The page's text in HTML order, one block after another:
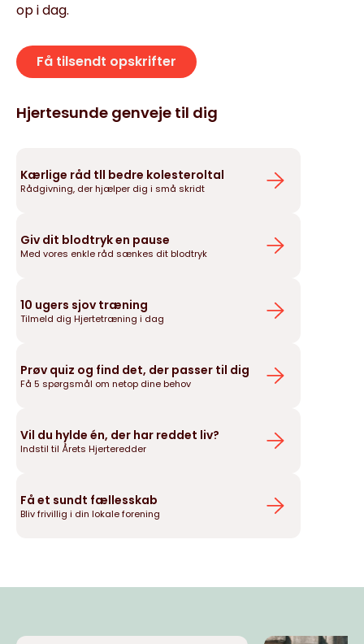
op i dag.
Få tilsendt opskrifter
Hjertesunde genveje til dig
Kærlige råd tll bedre kolesteroltal
Rådgivning, der hjælper dig i små skridt
Giv dit blodtryk en pause
Med vores enkle råd sænkes dit blodtryk
10 ugers sjov træning
Tilmeld dig Hjertetræning i dag
Prøv quiz og find det, der passer til dig
Få 5 spørgsmål om netop dine behov
Vil du hylde én, der har reddet liv?
Indstil til Årets Hjerteredder
Få et sundt fællesskab
Bliv frivillig i din lokale forening